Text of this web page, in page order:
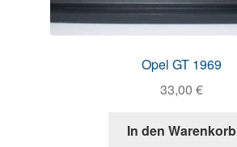
Opel GT 1969
33,00 €
In den Warenkorb